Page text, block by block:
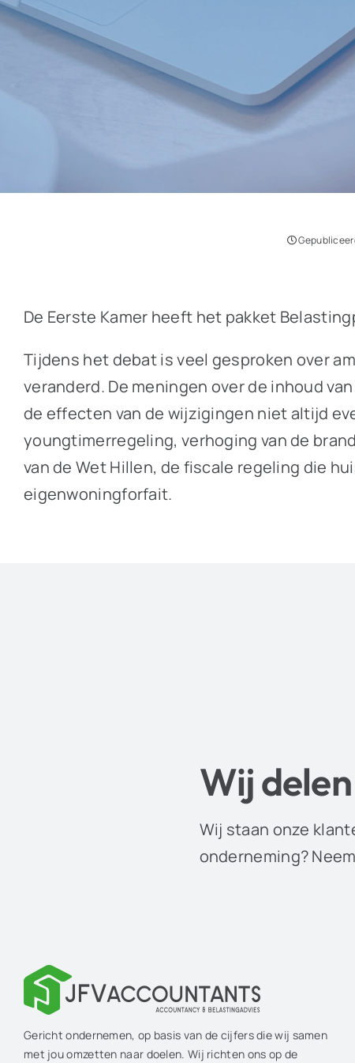
De Eerste Kamer heeft het pakket
Tijdens het debat is veel gesproken over
veranderd. De meningen over de inhoud
de effecten van de wijzigingen niet altijd
youngtimerregeling, verhoging van de
van de Wet Hillen, de fiscale regeling die
eigenwoningforfait.
Wij
Wij staan onze
onderneming?
Gericht ondernemen, op basis van de cijfers die wij samen
met jou omzetten naar doelen. Wij richten ons op de